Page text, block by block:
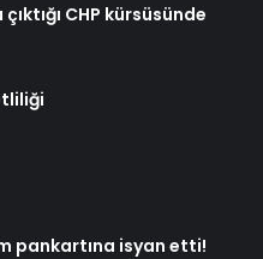
CHP kürsüsünde
pankartına isyan etti!